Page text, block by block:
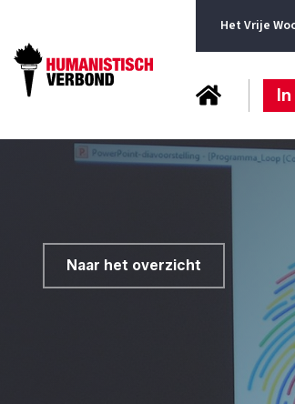
Het Vrije
Naar het overzicht